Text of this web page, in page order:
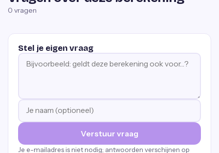
0 vragen
Stel je eigen vraag
Verstuur vraag
Je e-mailadres is niet nodig; antwoorden verschijnen op